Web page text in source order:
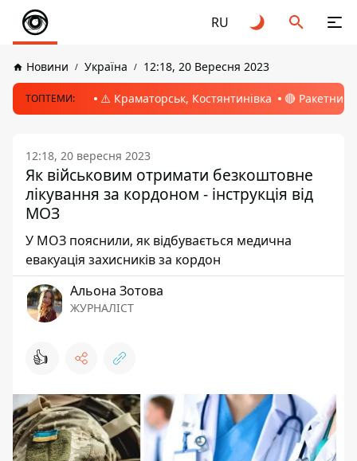
RU
Новини Україна 12:18, 20 Вересня 2023
ТОПТЕМИ: ⚠️ Краматорськ, Костянтинівка 🔴 Ракетний
12:18, 20 вересня 2023
Як військовим отримати безкоштовне
лікування за кордоном - інструкція від
МОЗ
У МОЗ пояснили, як відбувається медична
евакуація захисників за кордон
Альона Зотова
ЖУРНАЛІСТ
👍